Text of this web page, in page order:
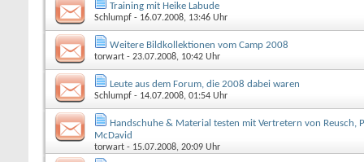
Training mit Heike Labude
Schlumpf - 16.07.2008, 13:46 Uhr
Weitere Bildkollektionen vom Camp 2008
torwart - 23.07.2008, 10:42 Uhr
Leute aus dem Forum, die 2008 dabei waren
Schlumpf - 14.07.2008, 01:54 Uhr
Handschuhe & Material testen mit Vertretern von Reusch,
McDavid
torwart - 15.07.2008, 20:09 Uhr